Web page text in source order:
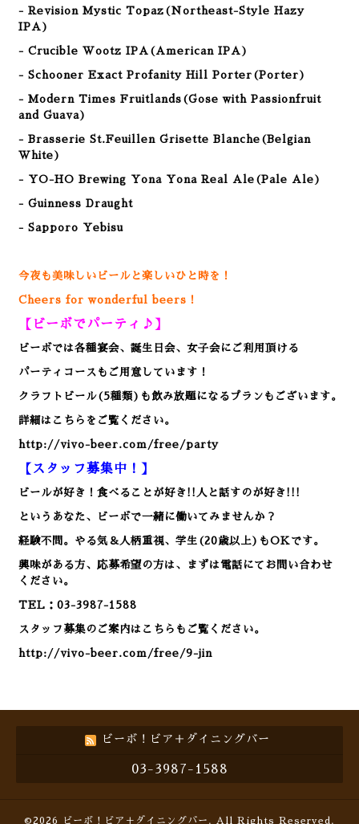
- Revision Mystic Topaz(Northeast-Style Hazy
IPA)
- Crucible Wootz IPA(American IPA)
- Schooner Exact Profanity Hill Porter(Porter)
- Modern Times Fruitlands(Gose with Passionfruit
and Guava)
- Brasserie St.Feuillen Grisette Blanche(Belgian
White)
- YO-HO Brewing Yona Yona Real Ale(Pale Ale)
- Guinness Draught
- Sapporo Yebisu
今夜も美味しいビールと楽しいひと時を！
Cheers for wonderful beers！
【ビーボでパーティ♪】
ビーボでは各種宴会、誕生日会、女子会にご利用頂ける
パーティコースもご用意しています！
クラフトビール(5種類)も飲み放題になるプランもございます。
詳細はこちらをご覧ください。
http://vivo-beer.com/free/party
【スタッフ募集中！】
ビールが好き！食べることが好き!!人と話すのが好き!!!
というあなた、ビーボで一緒に働いてみませんか？
経験不問。やる気＆人柄重視、学生(20歳以上)もOKです。
興味がある方、応募希望の方は、まずは電話にてお問い合わせ
ください。
TEL：03-3987-1588
スタッフ募集のご案内はこちらもご覧ください。
http://vivo-beer.com/free/9-jin
ビーボ！ビア＋ダイニングバー
03-3987-1588
©2026 ビーボ！ビア＋ダイニングバー . All Rights Reserved.